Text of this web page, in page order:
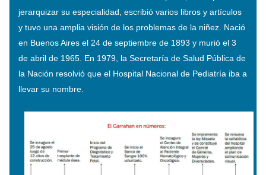
jerarquizar su especialidad, escribió varios libros y artículos
y tuvo una amplia visión de los problemas de la niñez. Nació
en Buenos Aires el 24 de septiembre de 1893 y murió el 3
de abril de 1965. En 1979, la Secretaría de Salud Pública de
la Nación resolvió que el Hospital Nacional de Pediatría iba a
llevar su nombre.